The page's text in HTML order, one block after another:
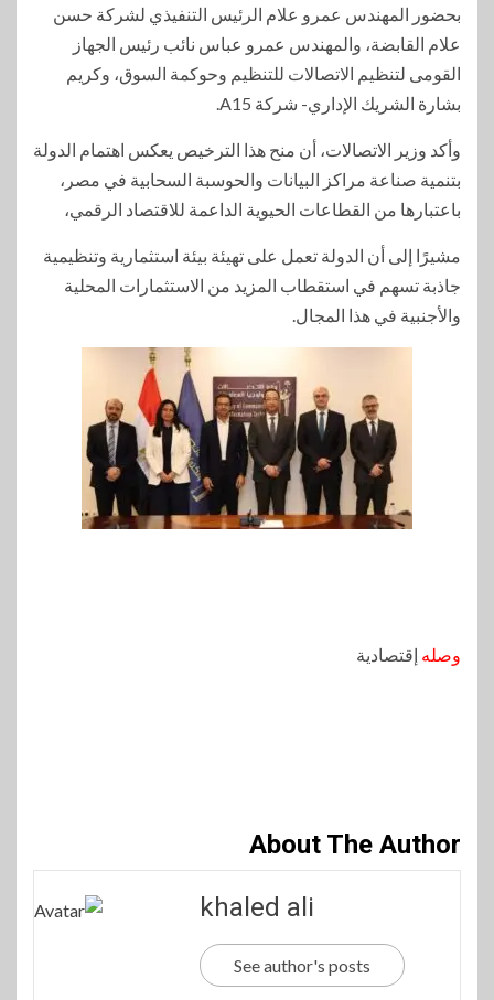
بحضور المهندس عمرو علام الرئيس التنفيذي لشركة حسن
علام القابضة، والمهندس عمرو عباس نائب رئيس الجهاز
القومى لتنظيم الاتصالات للتنظيم وحوكمة السوق، وكريم
بشارة الشريك الإداري- شركة A15.
وأكد وزير الاتصالات، أن منح هذا الترخيص يعكس اهتمام الدولة
بتنمية صناعة مراكز البيانات والحوسبة السحابية في مصر،
باعتبارها من القطاعات الحيوية الداعمة للاقتصاد الرقمي،
مشيرًا إلى أن الدولة تعمل على تهيئة بيئة استثمارية وتنظيمية
جاذبة تسهم في استقطاب المزيد من الاستثمارات المحلية
والأجنبية في هذا المجال.
وصله إقتصادية
About The Author
khaled ali
See author's posts